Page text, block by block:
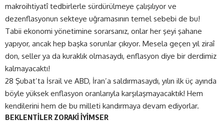
makroihtiyatî tedbirlerle sürdürülmeye çalışılıyor ve
dezenflasyonun sekteye uğramasının temel sebebi de bu!
Tabii ekonomi yönetimine sorarsanız, onlar her şeyi şahane
yapıyor, ancak hep başka sorunlar çıkıyor. Mesela geçen yıl ziraî
don, seller ya da kuraklık olmasaydı, enflasyon diye bir derdimiz
kalmayacaktı!
28 Şubat’ta İsrail ve ABD, İran’a saldırmasaydı, yılın ilk üç ayında
böyle yüksek enflasyon oranlarıyla karşılaşmayacaktık! Hem
kendilerini hem de bu milleti kandırmaya devam ediyorlar.
BEKLENTİLER ZORAKİ İYİMSER